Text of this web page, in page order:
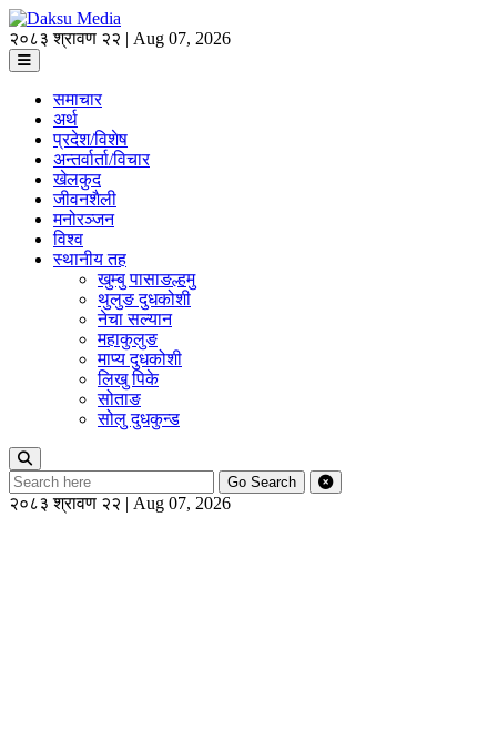
२०८३ श्रावण २२ | Aug 07, 2026
समाचार
अर्थ
प्रदेश/विशेष
अन्तर्वार्ता/विचार
खेलकुद
जीवनशैली
मनोरञ्जन
विश्व
स्थानीय तह
खुम्बु पासाङल्हमु
थुलुङ दुधकोशी
नेचा सल्यान
महाकुलुङ
माप्य दुधकोशी
लिखु पिके
सोताङ
सोलु दुधकुन्ड
Go Search
२०८३ श्रावण २२ | Aug 07, 2026